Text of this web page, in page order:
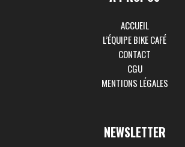
ACCUEIL
L’ÉQUIPE BIKE CAFÉ
CONTACT
CGU
MENTIONS LÉGALES
NEWSLETTER